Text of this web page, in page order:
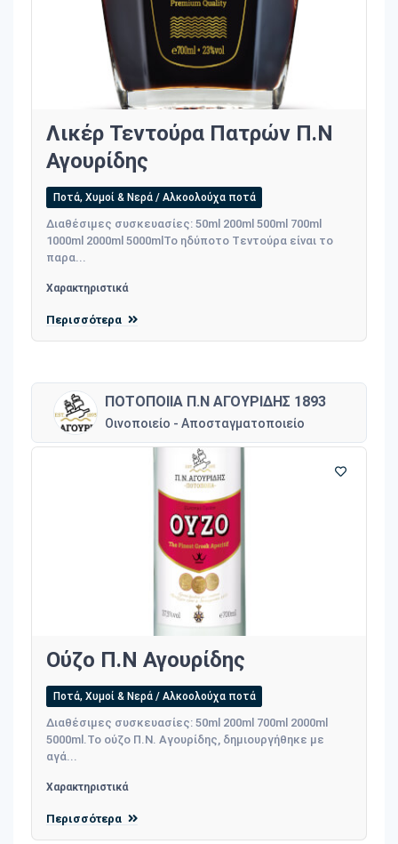
Λικέρ Τεντούρα Πατρών Π.Ν
Αγουρίδης
Ποτά, Χυμοί & Νερά / Αλκοολούχα ποτά
Διαθέσιμες συσκευασίες: 50ml 200ml 500ml 700ml
1000ml 2000ml 5000mlΤο ηδύποτο Tεντούρα είναι το
παρα...
Χαρακτηριστικά
Περισσότερα
ΠΟΤΟΠΟΙΙΑ Π.Ν ΑΓΟΥΡΙΔΗΣ 1893
Οινοποιείο - Αποσταγματοποιείο
Ούζο Π.Ν Αγουρίδης
Ποτά, Χυμοί & Νερά / Αλκοολούχα ποτά
Διαθέσιμες συσκευασίες: 50ml 200ml 700ml 2000ml
5000ml. Το ούζο Π.Ν. Αγουρίδης, δημιουργήθηκε με
αγά...
Χαρακτηριστικά
Περισσότερα